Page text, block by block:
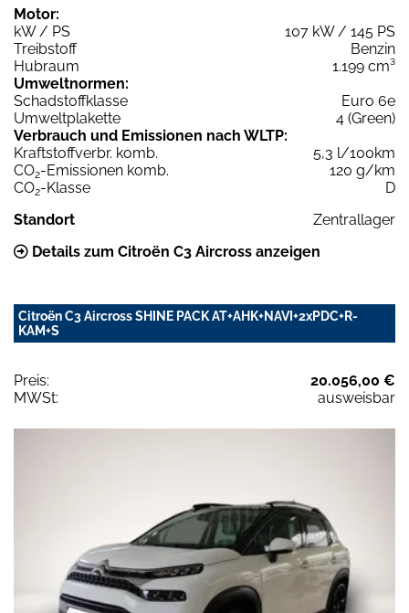
Motor:
kW / PS
107 kW / 145 PS
Treibstoff
Benzin
Hubraum
1.199 cm³
Umweltnormen:
Schadstoffklasse
Euro 6e
Umweltplakette
4 (Green)
Verbrauch und Emissionen nach WLTP:
Kraftstoffverbr. komb.
5,3 l/100km
CO2-Emissionen komb.
120 g/km
CO2-Klasse
D
Standort
Zentrallager
Details zum Citroën C3 Aircross anzeigen
Citroën C3 Aircross SHINE PACK AT+AHK+NAVI+2xPDC+R-
KAM+S
Preis:
20.056,00 €
MWSt:
ausweisbar